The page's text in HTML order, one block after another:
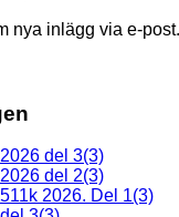
nya inlägg via e-post.
del 3(3)
del 2(3)
2026. Del 1(3)